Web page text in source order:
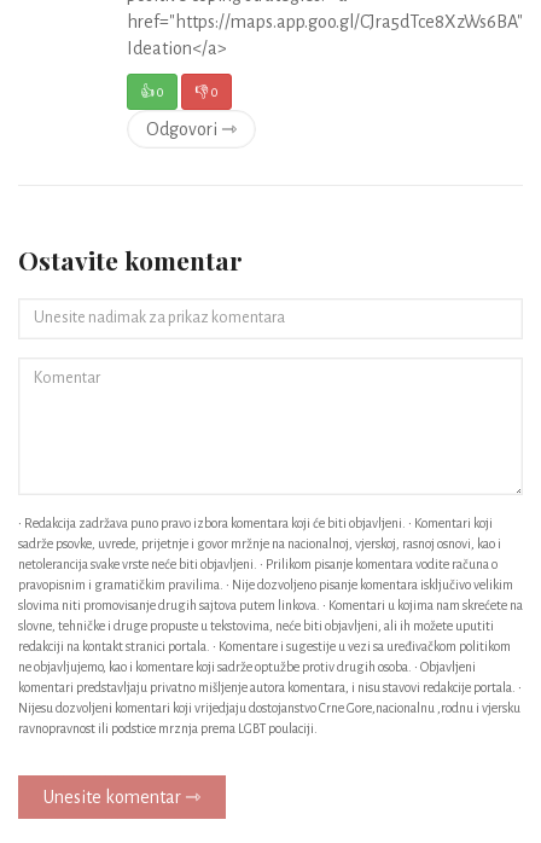
href="https://maps.app.goo.gl/
Ideation</a>
👍0 👎0
Odgovori ⇾
Ostavite komentar
• Redakcija zadržava puno pravo izbora komentara koji će biti objavljeni. • Komentari koji
sadrže psovke, uvrede, prijetnje i govor mržnje na nacionalnoj, vjerskoj, rasnoj osnovi, kao i
netolerancija svake vrste neće biti objavljeni. • Prilikom pisanje komentara vodite računa o
pravopisnim i gramatičkim pravilima. • Nije dozvoljeno pisanje komentara isključivo velikim
slovima niti promovisanje drugih sajtova putem linkova. • Komentari u kojima nam skrećete na
slovne, tehničke i druge propuste u tekstovima, neće biti objavljeni, ali ih možete uputiti
redakciji na kontakt stranici portala. • Komentare i sugestije u vezi sa uređivačkom politikom
ne objavljujemo, kao i komentare koji sadrže optužbe protiv drugih osoba. • Objavljeni
komentari predstavljaju privatno mišljenje autora komentara, i nisu stavovi redakcije portala. •
Nijesu dozvoljeni komentari koji vrijedjaju dostojanstvo Crne Gore,nacionalnu ,rodnu i vjersku
ravnopravnost ili podstice mrznja prema LGBT poulaciji.
Unesite komentar ⇾